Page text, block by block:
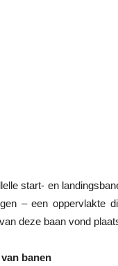
start- en
– een oppervlakte
deze baan vond
banen